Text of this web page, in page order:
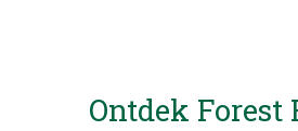
Ontdek Forest